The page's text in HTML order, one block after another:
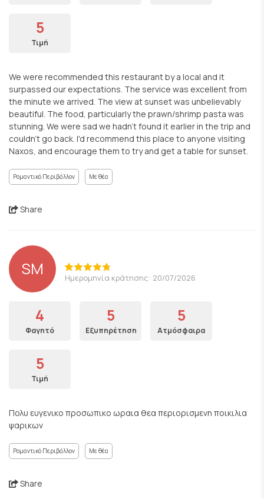
5
Τιμή
We were recommended this restaurant by a local and it
surpassed our expectations. The service was excellent from
the minute we arrived. The view at sunset was unbelievably
beautiful. The food, particularly the prawn/shrimp pasta was
stunning. We were sad we hadn't found it earlier in the trip and
couldn't go back. I'd recommend this place to anyone visiting
Naxos, and encourage them to try and get a table for sunset.
Ρομαντικό Περιβάλλον Με θέα
Share
SM Ημερομηνία κράτησης: 20/07/2026
4
Φαγητό
5
Εξυπηρέτηση
5
Ατμόσφαιρα
5
Τιμή
Πολυ ευγενικο προσωπικο ωραια θεα περιορισμενη ποικιλια
ψαρικων
Ρομαντικό Περιβάλλον Με θέα
Share